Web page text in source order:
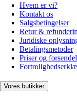
Hvem er vi?
Kontakt os
Salgsbetingelser
Retur &
Juridiske
Betalingsmetoder
Priser og
Vores butikker